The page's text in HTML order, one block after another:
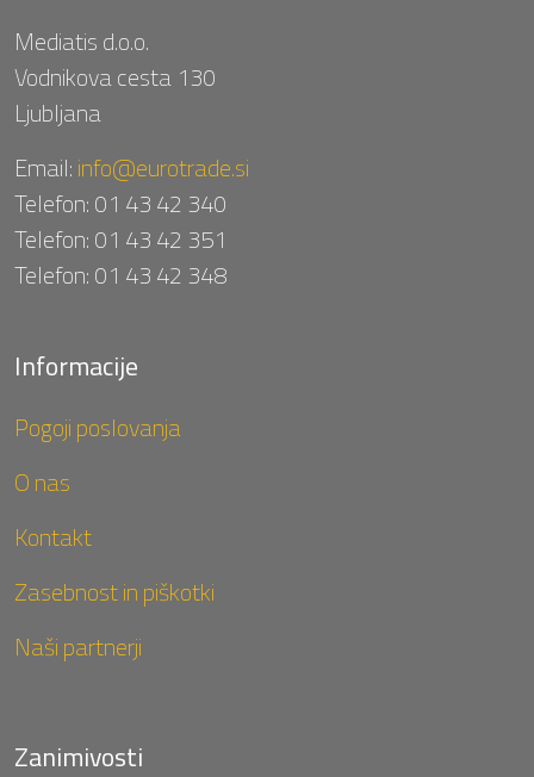
Mediatis d.o.o.
Vodnikova cesta 130
Ljubljana
Email:info@eurotrade.si
Telefon:01 43 42 340
Telefon:01 43 42 351
Telefon:01 43 42 348
Informacije
Pogoji poslovanja
O nas
Kontakt
Zasebnost in piškotki
Naši partnerji
Zanimivosti